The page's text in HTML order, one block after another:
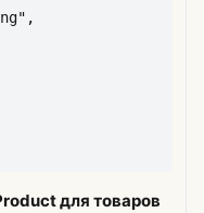
для товаров